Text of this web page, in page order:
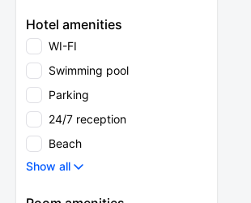
Hotel amenities
WI-FI
Swimming pool
Parking
24/7 reception
Beach
Show all